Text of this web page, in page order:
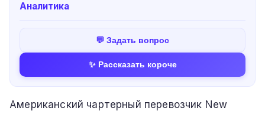
Аналитика
💬 Задать вопрос
✨ Рассказать короче
Американский чартерный перевозчик New